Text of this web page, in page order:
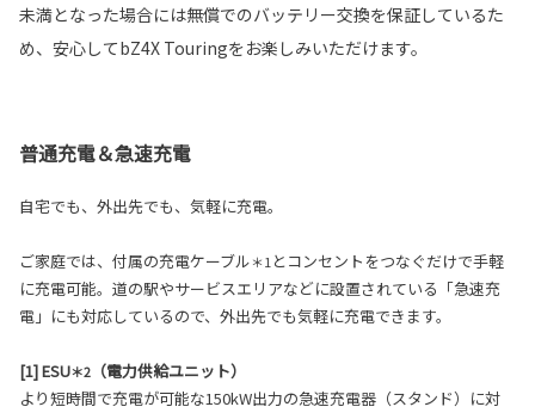
未満となった場合には無償でのバッテリー交換を保証しているた
め、安心してbZ4X Touringをお楽しみいただけます。
普通充電＆急速充電
自宅でも、外出先でも、気軽に充電。
ご家庭では、付属の充電ケーブル＊1 とコンセントをつなぐだけで手軽
に充電可能。道の駅やサービスエリアなどに設置されている「急速充
電」にも対応しているので、外出先でも気軽に充電できます。
[1] ESU＊2 （電力供給ユニット）
より短時間で充電が可能な150kW出力の急速充電器（スタンド）に対